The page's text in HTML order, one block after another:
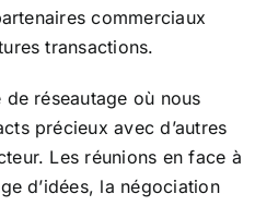
commerciaux
transactions.
réseautage où nous
précieux avec d’autres
Les réunions en face à
d’idées, la négociation